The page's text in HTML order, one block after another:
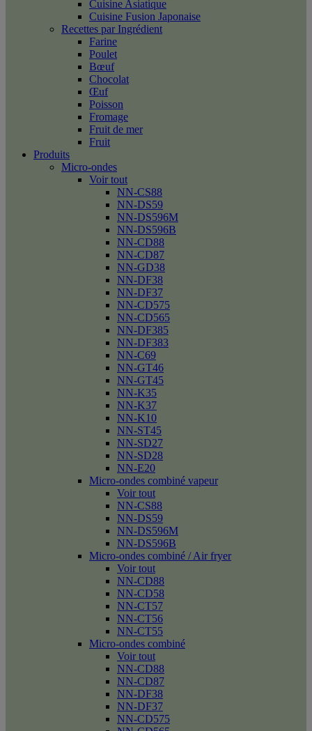
Cuisine Asiatique
Cuisine Fusion Japonaise
Recettes par Ingrédient
Farine
Poulet
Bœuf
Chocolat
Œuf
Poisson
Fromage
Fruit de mer
Fruit
Produits
Micro-ondes
Voir tout
NN-CS88
NN-DS59
NN-DS596M
NN-DS596B
NN-CD88
NN-CD87
NN-GD38
NN-DF38
NN-DF37
NN-CD575
NN-CD565
NN-DF385
NN-DF383
NN-C69
NN-GT46
NN-GT45
NN-K35
NN-K37
NN-K10
NN-ST45
NN-SD27
NN-SD28
NN-E20
Micro-ondes combiné vapeur
Voir tout
NN-CS88
NN-DS59
NN-DS596M
NN-DS596B
Micro-ondes combiné / Air fryer
Voir tout
NN-CD88
NN-CD58
NN-CT57
NN-CT56
NN-CT55
Micro-ondes combiné
Voir tout
NN-CD88
NN-CD87
NN-DF38
NN-DF37
NN-CD575